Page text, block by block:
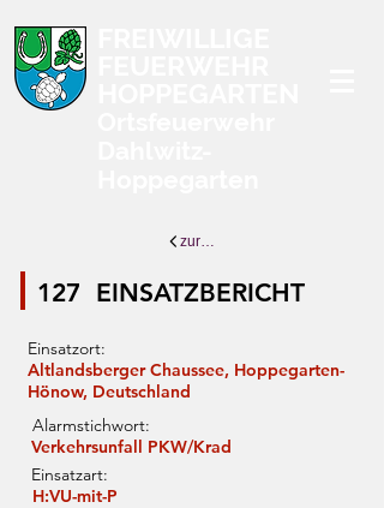
zurück zur Übersicht
EINSATZBERICHT
127
Einsatzort:
Altlandsberger Chaussee, Hoppegarten-
Hönow, Deutschland
Alarmstichwort:
Verkehrsunfall PKW/Krad
Einsatzart:
H:VU-mit-P